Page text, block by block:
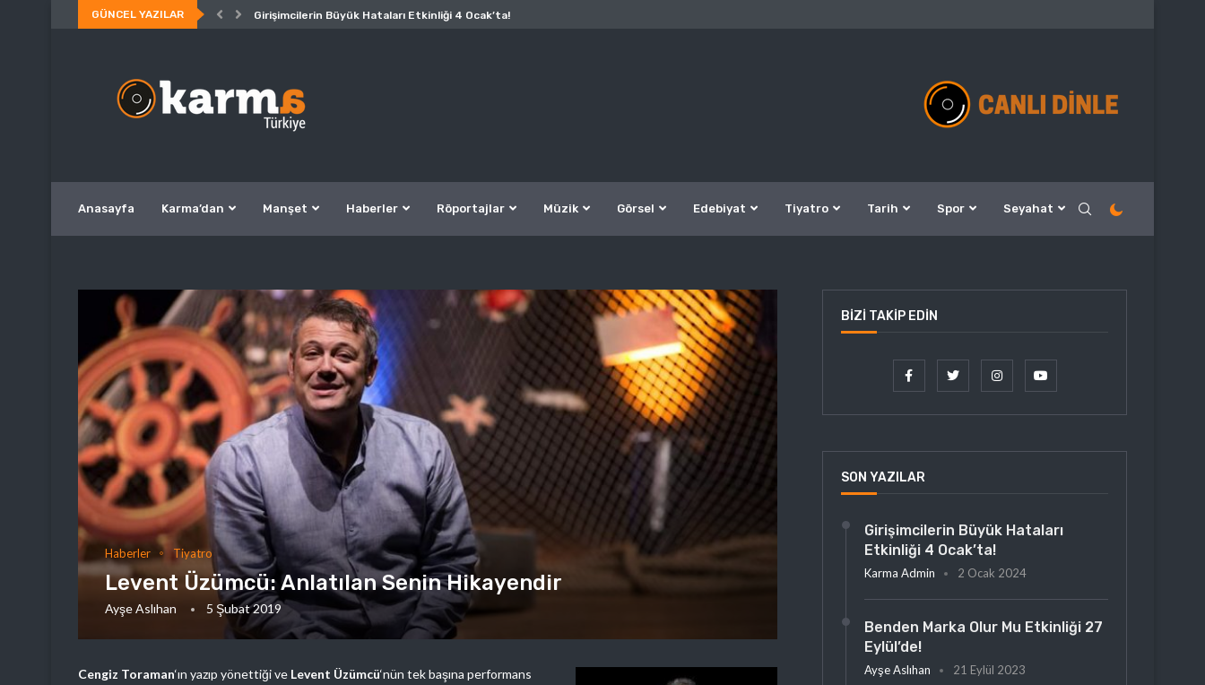
GÜNCEL YAZILAR Girişimcilerin Büyük Hataları Etkinliği 4 Ocak’ta!
Anasayfa Karma’dan Manşet Haberler Röportajlar Müzik Görsel Edebiyat Tiyatro Tarih Spor Seyahat
Haberler Tiyatro
Levent Üzümcü: Anlatılan Senin Hikayendir
Ayşe Aslıhan 5 Şubat 2019
Cengiz Toraman‘ın yazıp yönettiği ve Levent Üzümcü‘nün tek başına performans
BIZI TAKIP EDIN
SON YAZILAR
Girişimcilerin Büyük Hataları
Etkinliği 4 Ocak’ta!
Karma Admin 2 Ocak 2024
Benden Marka Olur Mu Etkinliği 27
Eylül’de!
Ayşe Aslıhan 21 Eylül 2023